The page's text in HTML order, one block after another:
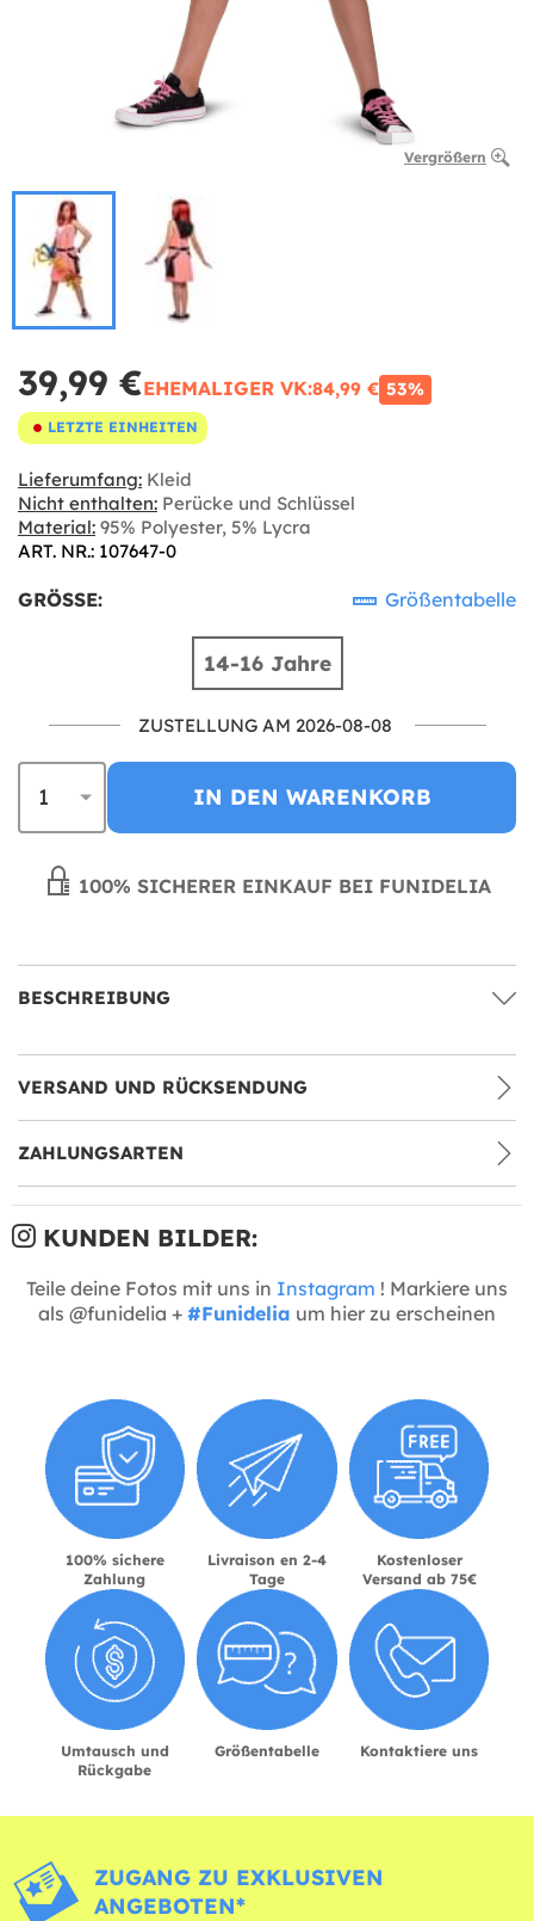
Vergrößern
39,99 €EHEMALIGER VK:84,99 € 53%
LETZTE EINHEITEN
Lieferumfang: Kleid
Nicht enthalten: Perücke und Schlüssel
Material: 95% Polyester, 5% Lycra
ART. NR.: 107647-0
GRÖSSE: Größentabelle
14-16 Jahre
ZUSTELLUNG AM 2026-08-08
IN DEN WARENKORB
100% SICHERER EINKAUF BEI FUNIDELIA
BESCHREIBUNG
VERSAND UND RÜCKSENDUNG
ZAHLUNGSARTEN
KUNDEN BILDER:
Teile deine Fotos mit uns in Instagram ! Markiere uns
als @funidelia + #Funidelia um hier zu erscheinen
100% sichere
Zahlung
Livraison en 2-4
Tage
Kostenloser
Versand ab 75€
Umtausch und
Rückgabe
Größentabelle Kontaktiere uns
ZUGANG ZU EXKLUSIVEN
ANGEBOTEN*